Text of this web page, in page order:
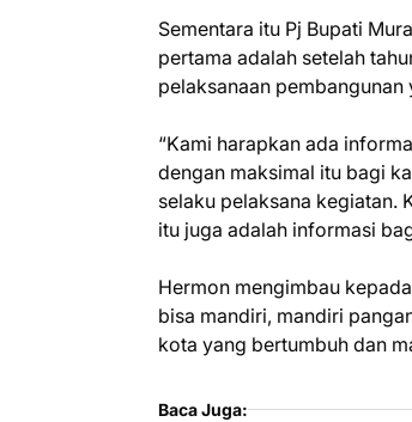
Sementara itu Pj Bupati
pertama adalah setelah
pelaksanaan
“Kami harapkan ada
dengan maksimal itu bagi
selaku pelaksana kegiatan.
itu juga adalah informasi
Hermon mengimbau
bisa mandiri, mandiri
kota yang bertumbuh dan
Baca Juga: